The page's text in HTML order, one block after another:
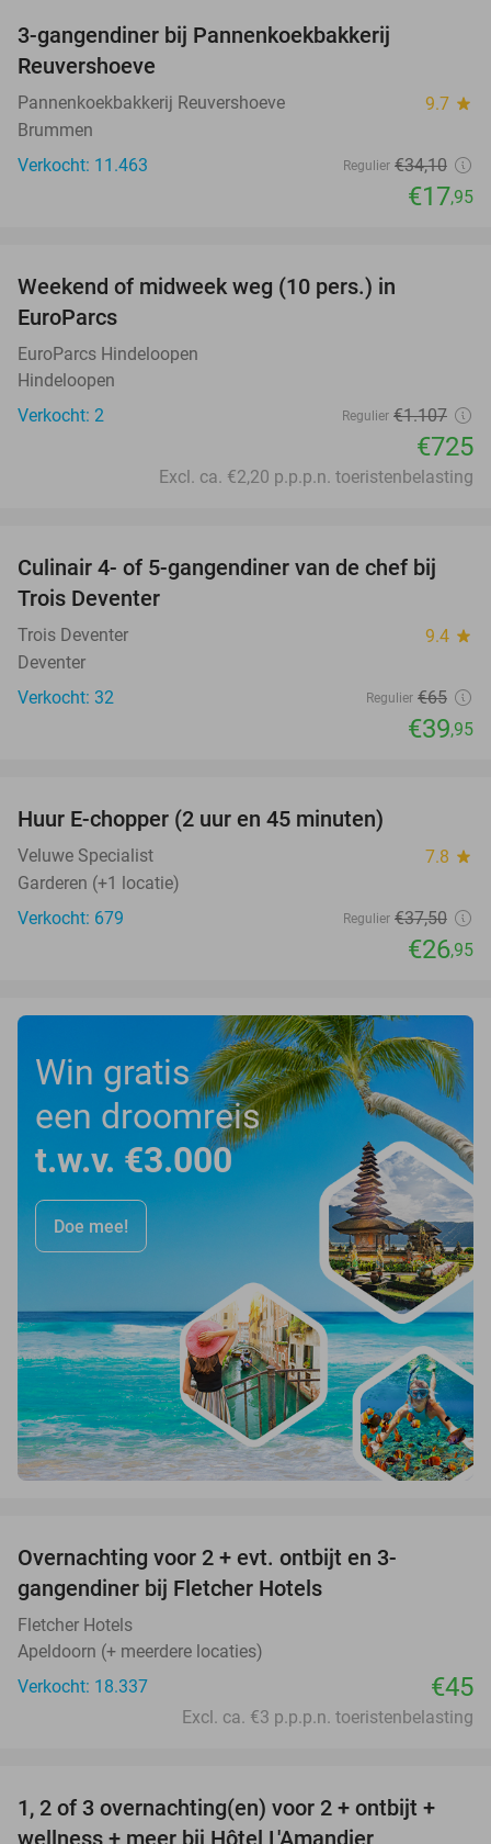
3-gangendiner bij Pannenkoekbakkerij
Reuvershoeve
Pannenkoekbakkerij Reuvershoeve 9.7 star
Brummen
Verkocht: 11.463
Regulier €34,10
€17,95
Weekend of midweek weg (10 pers.) in
EuroParcs
EuroParcs Hindeloopen
Hindeloopen
Verkocht: 2
Regulier €1.107
€725
Excl. ca. €2,20 p.p.p.n. toeristenbelasting
39%
Culinair 4- of 5-gangendiner van de chef bij
Trois Deventer
Trois Deventer 9.4 star
Deventer
Verkocht: 32
Regulier €65
€39,95
Huur E-chopper (2 uur en 45 minuten)
Veluwe Specialist 7.8 star
Garderen (+1 locatie)
Verkocht: 679
Regulier €37,50
€26,95
Win gratis
een droomreis
t.w.v. €3.000
Doe mee!
Overnachting voor 2 + evt. ontbijt en 3-
gangendiner bij Fletcher Hotels
Fletcher Hotels
Apeldoorn (+ meerdere locaties)
Verkocht: 18.337
€45
Excl. ca. €3 p.p.p.n. toeristenbelasting
32%
1, 2 of 3 overnachting(en) voor 2 + ontbijt +
wellness + meer bij Hôtel L'Amandier